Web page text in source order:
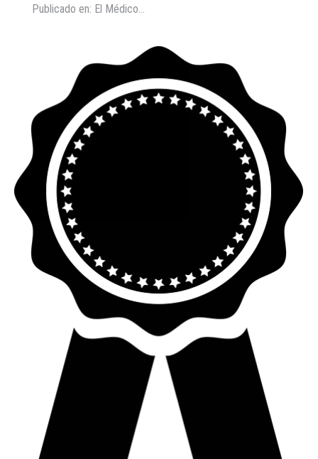
Publicado en: El Médico…